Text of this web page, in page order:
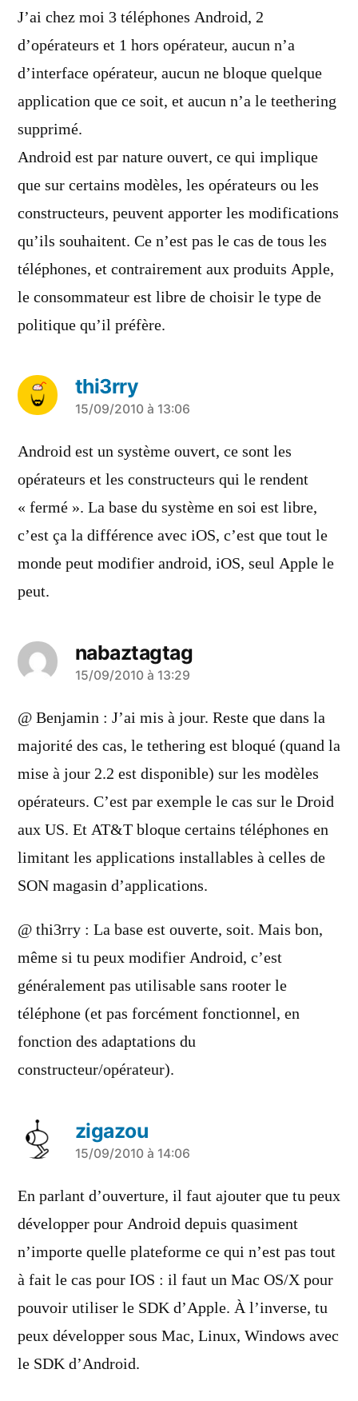
J’ai chez moi 3 téléphones Android, 2
d’opérateurs et 1 hors opérateur, aucun n’a
d’interface opérateur, aucun ne bloque quelque
application que ce soit, et aucun n’a le teethering
supprimé.
Android est par nature ouvert, ce qui implique
que sur certains modèles, les opérateurs ou les
constructeurs, peuvent apporter les modifications
qu’ils souhaitent. Ce n’est pas le cas de tous les
téléphones, et contrairement aux produits Apple,
le consommateur est libre de choisir le type de
politique qu’il préfère.
thi3rry
a
dit :
15/09/2010 à 13:06
Android est un système ouvert, ce sont les
opérateurs et les constructeurs qui le rendent
« fermé ». La base du système en soi est libre,
c’est ça la différence avec iOS, c’est que tout le
monde peut modifier android, iOS, seul Apple le
peut.
nabaztagtag
a
dit :
15/09/2010 à 13:29
@ Benjamin : J’ai mis à jour. Reste que dans la
majorité des cas, le tethering est bloqué (quand la
mise à jour 2.2 est disponible) sur les modèles
opérateurs. C’est par exemple le cas sur le Droid
aux US. Et AT&T bloque certains téléphones en
limitant les applications installables à celles de
SON magasin d’applications.
@ thi3rry : La base est ouverte, soit. Mais bon,
même si tu peux modifier Android, c’est
généralement pas utilisable sans rooter le
téléphone (et pas forcément fonctionnel, en
fonction des adaptations du
constructeur/opérateur).
zigazou
a
dit :
15/09/2010 à 14:06
En parlant d’ouverture, il faut ajouter que tu peux
développer pour Android depuis quasiment
n’importe quelle plateforme ce qui n’est pas tout
à fait le cas pour IOS : il faut un Mac OS/X pour
pouvoir utiliser le SDK d’Apple. À l’inverse, tu
peux développer sous Mac, Linux, Windows avec
le SDK d’Android.